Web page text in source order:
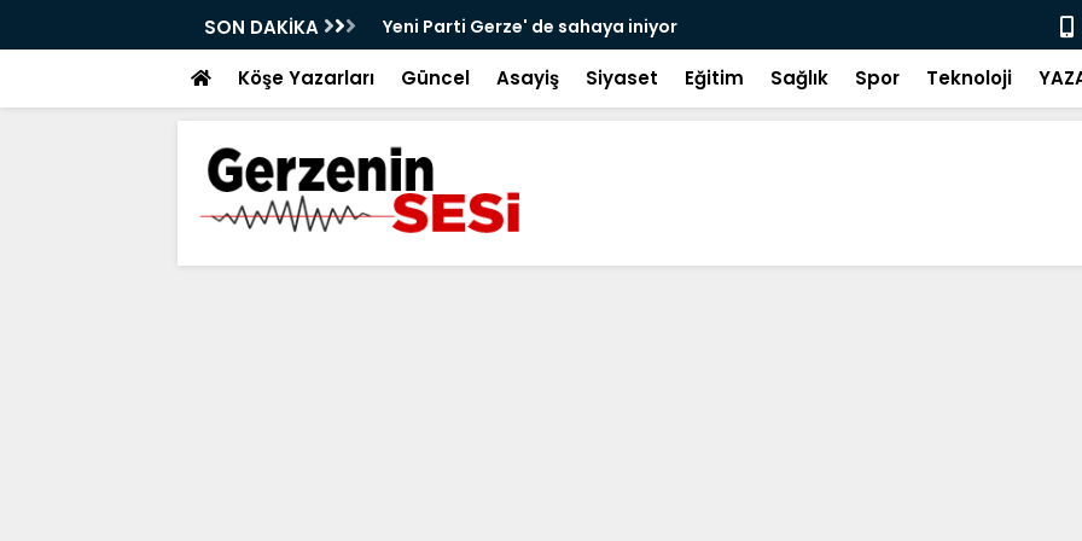
SON DAKİKA Yeni Parti Gerze' de sahaya iniyor
Gerze
Atık
Köşe Yazarları Güncel Asayiş Siyaset Eğitim Sağlık Spor Teknoloji